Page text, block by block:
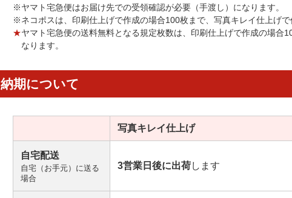
※ヤマト宅急便はお届け先での受領確認が必要（手渡し）になります。
※ネコポスは、印刷仕上げで作成の場合100枚まで、写真キレイ仕上げ
★ヤマト宅急便の送料無料となる規定枚数は、印刷仕上げで作成の場合
なります。
納期について
写真キレイ仕上げ
自宅配送
自宅（お手元）に送る
場合
3営業日後に出荷します